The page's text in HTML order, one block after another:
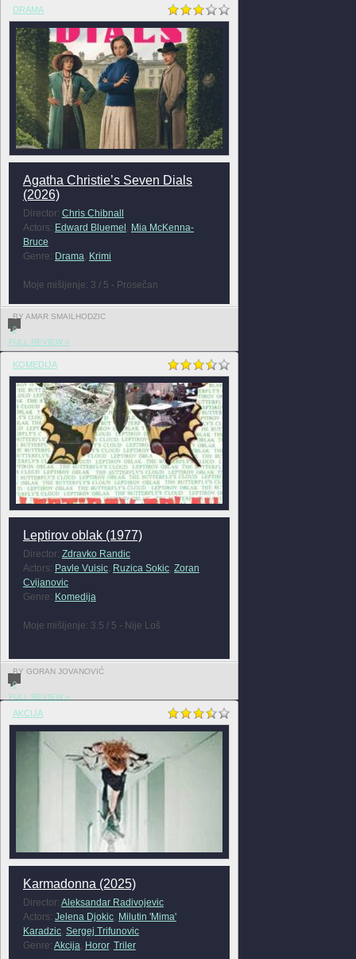
DRAMA
Agatha Christie’s Seven Dials
(2026)
Director: Chris Chibnall
Actors: Edward Bluemel , Mia McKenna-
Bruce
Genre: Drama, Krimi
Moje mišljenje: 3 / 5 - Prosečan
BY AMAR SMAILHODZIC
0
FULL REVIEW »
KOMEDIJA
Leptirov oblak (1977)
Director: Zdravko Randic
Actors: Pavle Vuisic, Ruzica Sokic, Zoran
Cvijanovic
Genre: Komedija
Moje mišljenje: 3.5 / 5 - Nije Loš
BY GORAN JOVANOVIĆ
0
FULL REVIEW »
AKCIJA
Karmadonna (2025)
Director: Aleksandar Radivojevic
Actors: Jelena Djokic, Milutin 'Mima'
Karadzic, Sergej Trifunovic
Genre: Akcija, Horor, Triler